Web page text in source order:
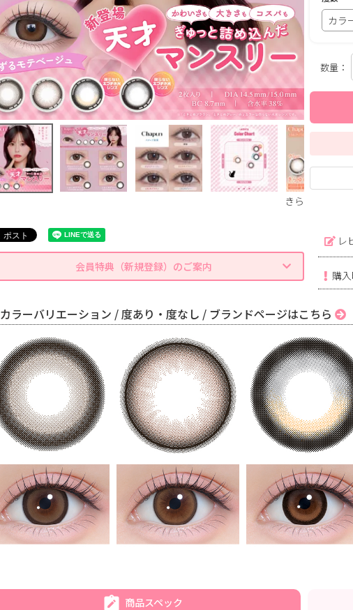
きらゆめブラウ
数量：
レ
会員特典（新規登録）のご案内
購
カラーバリエーション / 度あり・度なし / ブランドページはこちら
商品スペック